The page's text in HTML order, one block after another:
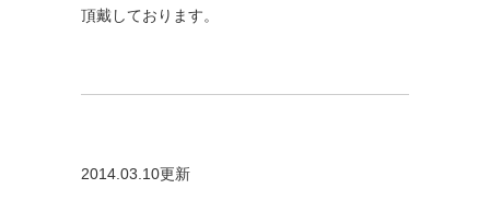
頂戴しております。
2014.03.10更新